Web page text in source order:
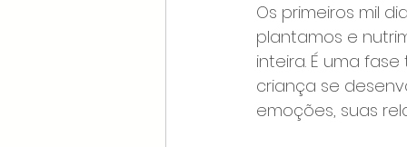
Os primeiros mil
plantamos e
inteira. É uma
criança se
emoções, suas